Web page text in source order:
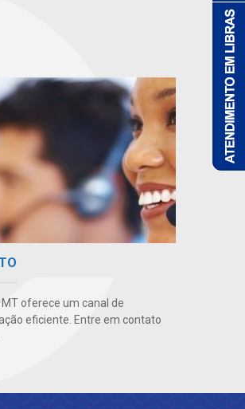
oferece um canal de
eficiente. Entre em contato